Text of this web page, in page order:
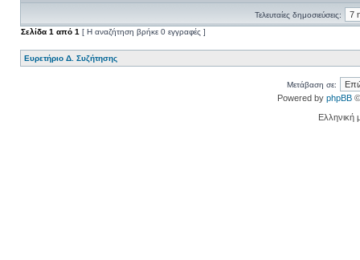
Τελευταίες δημοσιεύσεις:
Σελίδα 1 από 1 [ Η αναζήτηση βρήκε 0 εγγραφές ]
Ευρετήριο Δ. Συζήτησης
Μετάβαση σε:
Powered by phpBB
Ελληνική